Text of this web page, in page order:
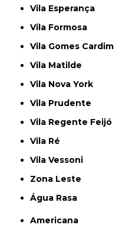
Vila Esperança
Vila Formosa
Vila Gomes Cardim
Vila Matilde
Vila Nova York
Vila Prudente
Vila Regente Feijó
Vila Ré
Vila Vessoni
Zona Leste
Água Rasa
Americana